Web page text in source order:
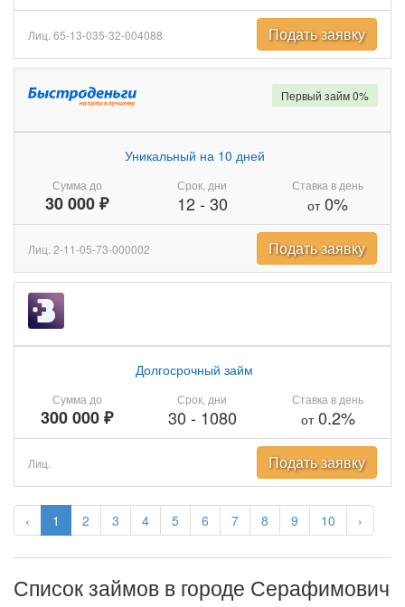
‹ 1 2 3 4 5 6 7 8 9 10 ›
Лиц. 65-13-035-32-004088 Подать заявку
Сумма до
30 000 ₽
Уникальный на 10 дней
Срок, дни
12- 30
Ставка в день
от0%
Первый займ 0%
Лиц. 2-11-05-73-000002 Подать заявку
Сумма до
300 000 ₽
Долгосрочный займ
Срок, дни
30 - 1080
Ставка в день
от0.2%
Лиц. Подать заявку
Список займов в городе Серафимович